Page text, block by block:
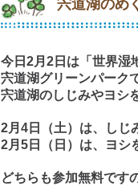
宍道湖のめ
今日2月2日は「世界湿
宍道湖グリーンパーク
宍道湖のしじみやヨシ
2月4日（土）は、しじ
2月5日（日）は、ヨシ
どちらも参加無料です